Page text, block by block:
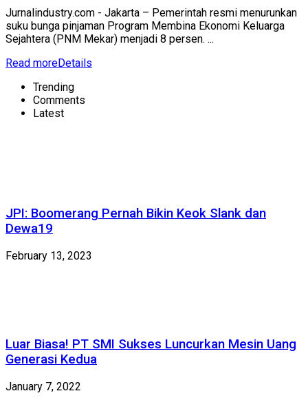
Jurnalindustry.com - Jakarta – Pemerintah resmi menurunkan
suku bunga pinjaman Program Membina Ekonomi Keluarga
Sejahtera (PNM Mekar) menjadi 8 persen. ...
Read moreDetails
Trending
Comments
Latest
JPI: Boomerang Pernah Bikin Keok Slank dan
Dewa19
February 13, 2023
Luar Biasa! PT SMI Sukses Luncurkan Mesin Uang
Generasi Kedua
January 7, 2022